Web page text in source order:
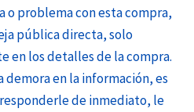
o problema con esta compra,
pública directa, solo
en los detalles de la compra.
demora en la información, es
de inmediato, le